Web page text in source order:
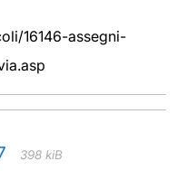
16146-assegni-
398 kiB